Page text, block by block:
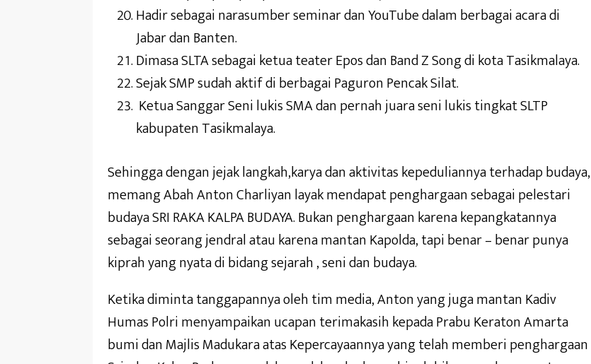
Hadir sebagai narasumber seminar dan YouTube dalam berbagai acara di
Jabar dan Banten.
Dimasa SLTA sebagai ketua teater Epos dan Band Z Song di kota Tasikmalaya.
Sejak SMP sudah aktif di berbagai Paguron Pencak Silat.
Ketua Sanggar Seni lukis SMA dan pernah juara seni lukis tingkat SLTP
kabupaten Tasikmalaya.
Sehingga dengan jejak langkah,karya dan aktivitas kepeduliannya terhadap budaya,
memang Abah Anton Charliyan layak mendapat penghargaan sebagai pelestari
budaya SRI RAKA KALPA BUDAYA. Bukan penghargaan karena kepangkatannya
sebagai seorang jendral atau karena mantan Kapolda, tapi benar – benar punya
kiprah yang nyata di bidang sejarah , seni dan budaya.
Ketika diminta tanggapannya oleh tim media, Anton yang juga mantan Kadiv
Humas Polri menyampaikan ucapan terimakasih kepada Prabu Keraton Amarta
bumi dan Majlis Madukara atas Kepercayaannya yang telah memberi penghargaan